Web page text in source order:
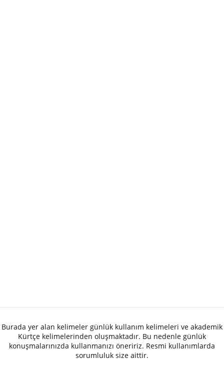
Burada yer alan kelimeler günlük kullanım kelimeleri ve akademik
Kürtçe kelimelerinden oluşmaktadır. Bu nedenle günlük
konuşmalarınızda kullanmanızı öneririz. Resmi kullanımlarda
sorumluluk size aittir.